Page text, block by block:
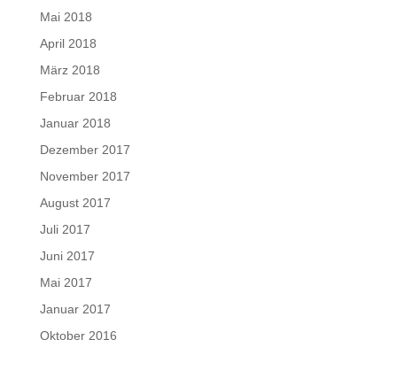
Mai 2018
April 2018
März 2018
Februar 2018
Januar 2018
Dezember 2017
November 2017
August 2017
Juli 2017
Juni 2017
Mai 2017
Januar 2017
Oktober 2016